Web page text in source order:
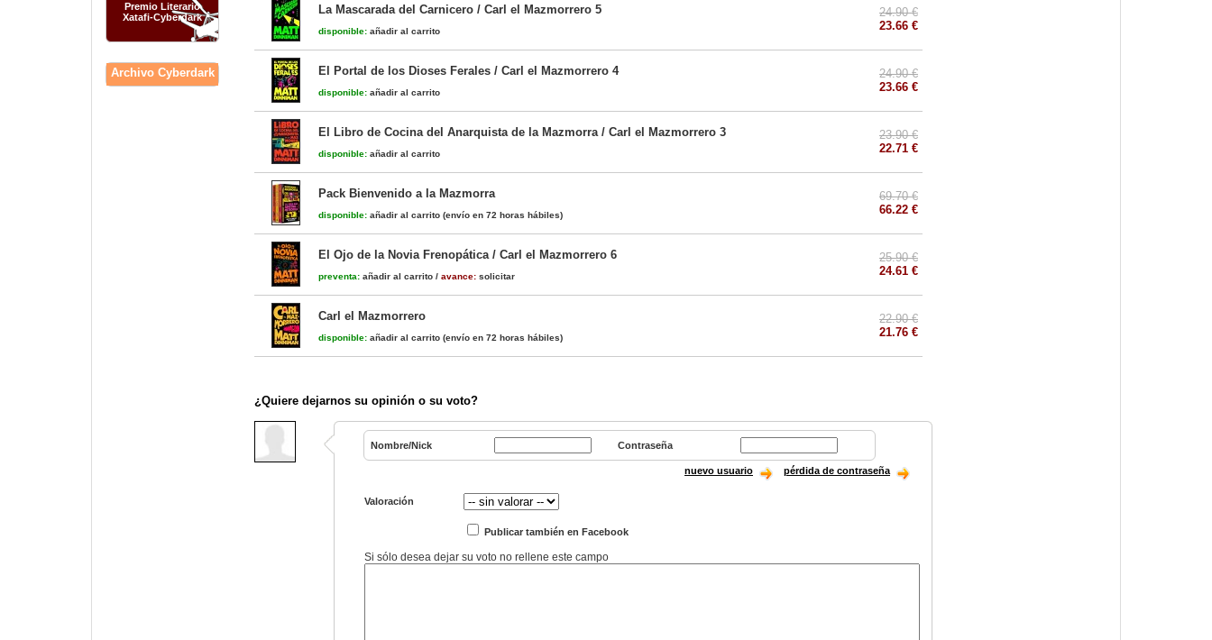
Premio Literario
Xatafi-Cyberdark
Archivo Cyberdark
La Mascarada del Carnicero / Carl el Mazmorrero 5
disponible: añadir al carrito
24.90 €
23.66 €
El Portal de los Dioses Ferales / Carl el Mazmorrero 4
disponible: añadir al carrito
24.90 €
23.66 €
El Libro de Cocina del Anarquista de la Mazmorra / Carl el Mazmorrero 3
disponible: añadir al carrito
23.90 €
22.71 €
Pack Bienvenido a la Mazmorra
disponible: añadir al carrito (envío en 72 horas hábiles)
69.70 €
66.22 €
El Ojo de la Novia Frenopática / Carl el Mazmorrero 6
preventa: añadir al carrito / avance: solicitar
25.90 €
24.61 €
Carl el Mazmorrero
disponible: añadir al carrito (envío en 72 horas hábiles)
22.90 €
21.76 €
¿Quiere dejarnos su opinión o su voto?
Nombre/Nick Contraseña
nuevo usuario pérdida de contraseña
Valoración
Publicar también en Facebook
Si sólo desea dejar su voto no rellene este campo